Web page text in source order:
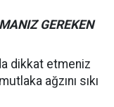
GEREKEN
dikkat etmeniz
ağzını sıkı